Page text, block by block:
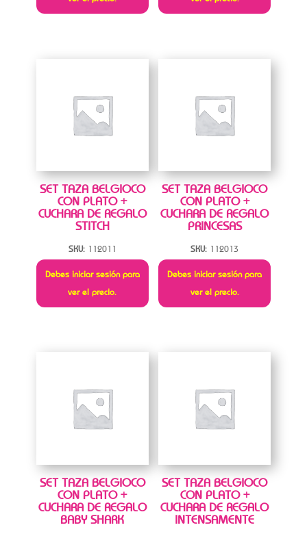
SET TAZA BELGIOCO
CON PLATO +
CUCHARA DE REGALO
STITCH
SKU: 112011
Debes iniciar sesión para
ver el precio.
SET TAZA BELGIOCO
CON PLATO +
CUCHARA DE REGALO
PRINCESAS
SKU: 112013
Debes iniciar sesión para
ver el precio.
SET TAZA BELGIOCO
CON PLATO +
CUCHARA DE REGALO
BABY SHARK
SET TAZA BELGIOCO
CON PLATO +
CUCHARA DE REGALO
INTENSAMENTE